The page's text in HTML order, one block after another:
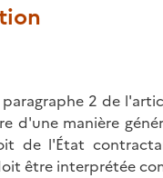
2 de
d'une manière
de l'État
être interprétée